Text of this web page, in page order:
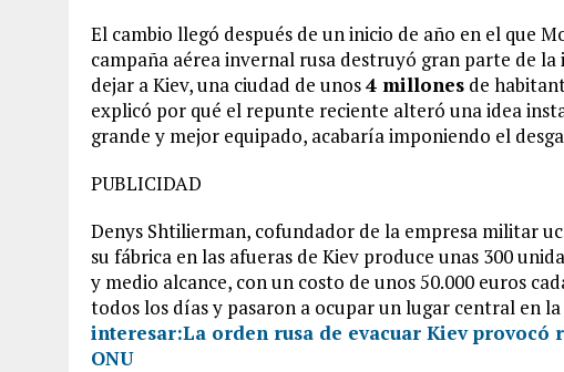
El cambio llegó después de un inicio de año en el que
campaña aérea invernal rusa destruyó gran parte de
dejar a Kiev, una ciudad de unos4 millones de
explicó por qué el repunte reciente alteró una idea
grande y mejor equipado, acabaría imponiendo el
PUBLICIDAD
Denys Shtilierman, cofundador de la empresa militar
su fábrica en las afueras de Kiev produce unas 300
y medio alcance, con un costo de unos 50.000 euros
todos los días y pasaron a ocupar un lugar central en
interesar:La orden rusa de evacuar Kiev provocó
ONU